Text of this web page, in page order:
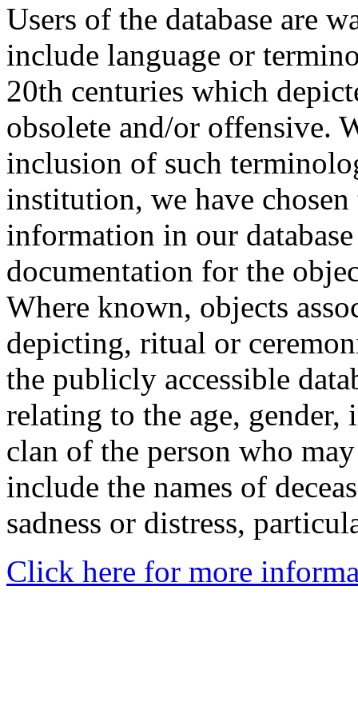
Users of the database are
include language or
20th centuries which
obsolete and/or offensive.
inclusion of such
institution, we have
information in our
documentation for the
Where known, objects
depicting, ritual or
the publicly accessible
relating to the age,
clan of the person who
include the names of
sadness or distress,
Click here for more